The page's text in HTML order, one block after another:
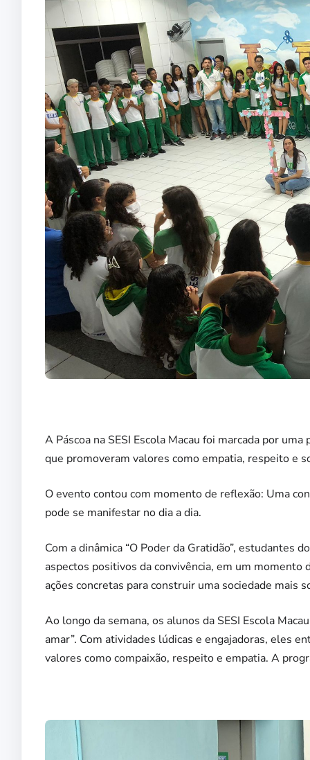
A Páscoa na SESI Escola Macau foi marcada por
que promoveram valores como empatia, respeito e
O evento contou com momento de reflexão: Uma
pode se manifestar no dia a dia.
Com a dinâmica “O Poder da Gratidão”, estudantes
aspectos positivos da convivência, em um
ações concretas para construir uma sociedade mais
Ao longo da semana, os alunos da SESI Escola
amar”. Com atividades lúdicas e engajadoras, eles
valores como compaixão, respeito e empatia. A